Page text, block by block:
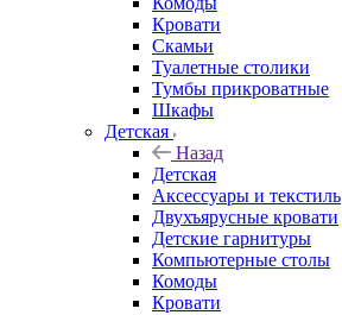
Кровати
Скамьи
Туалетные столики
Тумбы прикроватные
Шкафы
Детская
Назад
Детская
Аксессуары и текстиль
Двухъярусные кровати
Детские гарнитуры
Компьютерные столы
Комоды
Кровати